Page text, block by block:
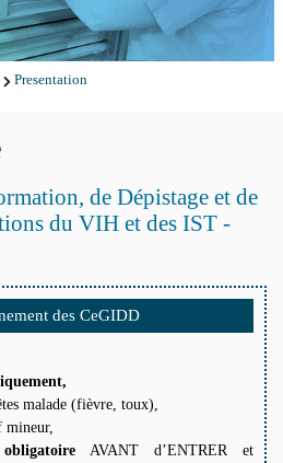
Presentation
de Dépistage et de
du VIH et des IST -
des CeGIDD
malade (fièvre, toux),
mineur,
AVANT d’ENTRER et